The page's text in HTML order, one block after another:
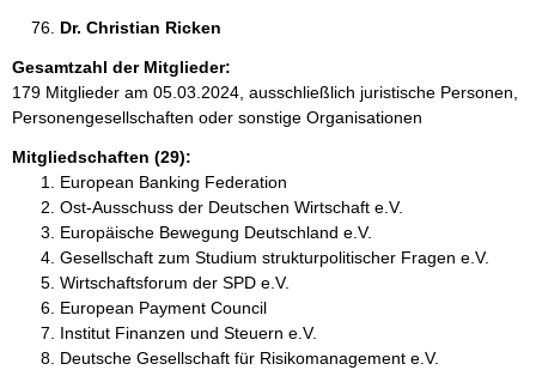
Dr. Christian Ricken
Gesamtzahl der Mitglieder:
179 Mitglieder am 05.03.2024, ausschließlich juristische Personen,
Personengesellschaften oder sonstige Organisationen
Mitgliedschaften (29):
European Banking Federation
Ost-Ausschuss der Deutschen Wirtschaft e.V.
Europäische Bewegung Deutschland e.V.
Gesellschaft zum Studium strukturpolitischer Fragen e.V.
Wirtschaftsforum der SPD e.V.
European Payment Council
Institut Finanzen und Steuern e.V.
Deutsche Gesellschaft für Risikomanagement e.V.